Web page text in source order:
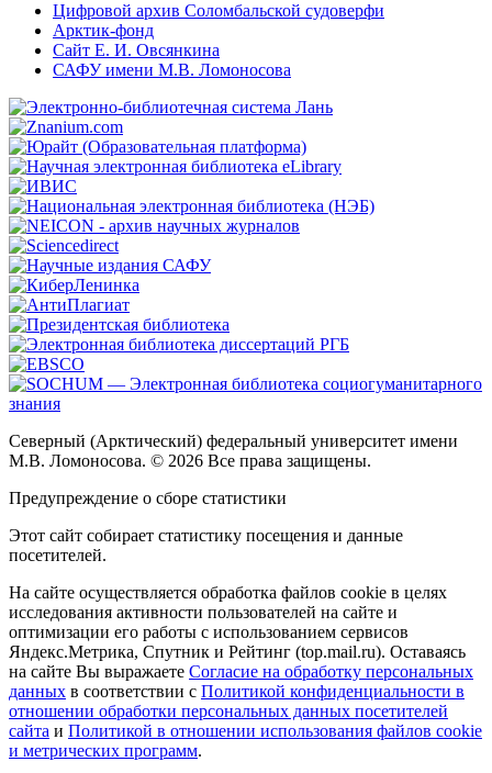
Цифровой архив Соломбальской судоверфи
Арктик-фонд
Сайт Е. И. Овсянкина
САФУ имени М.В. Ломоносова
Северный (Арктический) федеральный университет имени
М.В. Ломоносова. © 2026 Все права защищены.
Предупреждение о сборе статистики
Этот сайт собирает статистику посещения и данные
посетителей.
На сайте осуществляется обработка файлов cookie в целях
исследования активности пользователей на сайте и
оптимизации его работы с использованием сервисов
Яндекс.Метрика, Спутник и Рейтинг (top.mail.ru). Оставаясь
на сайте Вы выражаете Согласие на обработку персональных
данных в соответствии с Политикой конфиденциальности в
отношении обработки персональных данных посетителей
сайта и Политикой в отношении использования файлов cookie
и метрических программ.